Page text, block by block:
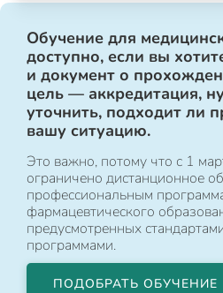
Обучение для
доступно, если вы
и документ о
цель — аккредитация,
уточнить, подходит ли
вашу ситуацию.
Это важно, потому что с 1
ограничено дистанционное
профессиональным
фармацевтического
предусмотренных
программами.
ПОДОБРАТЬ ОБУЧЕНИЕ